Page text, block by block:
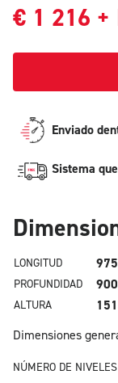
€ 1 216 +
Enviado
Sistema
LONGITUD
PROFUNDIDAD
ALTURA
Dimensiones
NÚMERO DE NIVELES